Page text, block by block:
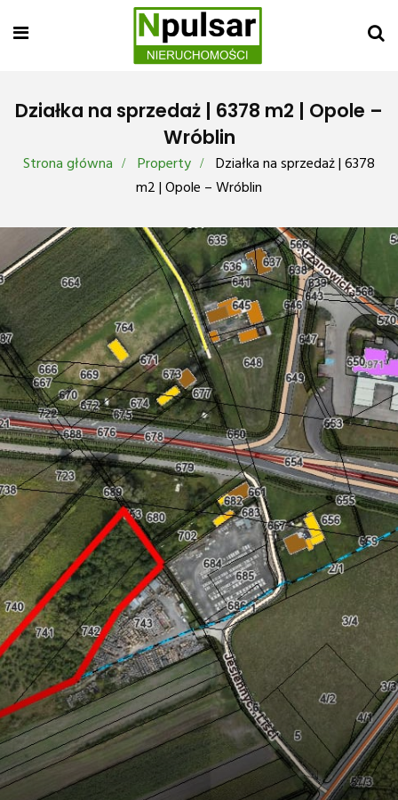
Działka na sprzedaż | 6378 m2 | Opole –
Wróblin
Strona główna Property
Działka na sprzedaż | 6378
m2 | Opole – Wróblin